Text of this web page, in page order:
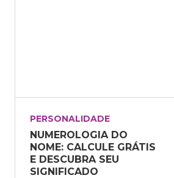
PERSONALIDADE
NUMEROLOGIA DO
NOME: CALCULE GRÁTIS
E DESCUBRA SEU
SIGNIFICADO